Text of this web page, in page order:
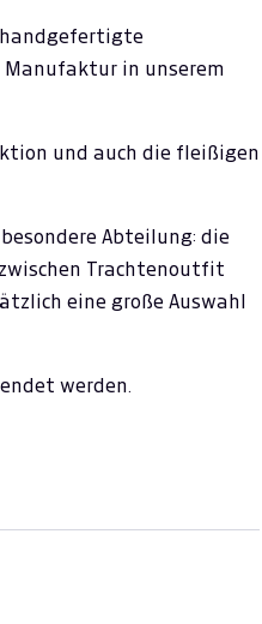
Manufaktur in unserem
und auch die fleißigen
Abteilung: die
Trachtenoutfit
eine große Auswahl
werden.